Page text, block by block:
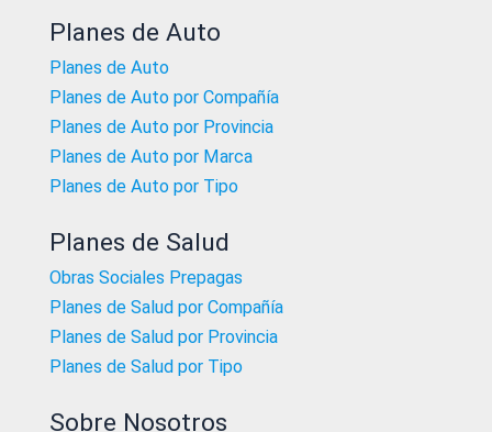
Planes de Auto
Planes de Auto
Planes de Auto por Compañía
Planes de Auto por Provincia
Planes de Auto por Marca
Planes de Auto por Tipo
Planes de Salud
Obras Sociales Prepagas
Planes de Salud por Compañía
Planes de Salud por Provincia
Planes de Salud por Tipo
Sobre Nosotros